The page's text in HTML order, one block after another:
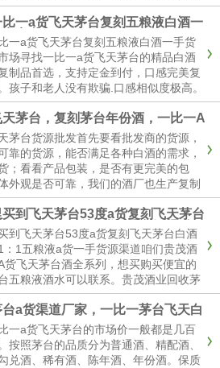
一瓶瓶佳酿。这样的匠心独运，使得复
质上有了可靠的保障。本公司的白酒采
系列酒调制而成，酒...
一a货飞天茅台复刻五粮液白酒一
商家市场
一a货飞天茅台复刻五粮液白酒一手货
场寻找一比一a货飞天茅台的精品白酒
制品首选，支持定金到付，口感完美复
孩子和老人没有欺骗.口感相似度极高。
酒是茅台风味（茅台风味）白酒53度价
酒精；1箱x12x500ml规格。包装纸
、乳白色玻璃瓶、手袋和两个酒杯。产
待酒。...
茅台，复刻茅台年份酒，一比一A
茅台货源批发首先要看批发商的货源，
靠的货源，能否满足各种白酒的需求，
；看看产品包装，是否有更完美的包
外观是否可靠，我们的酒厂也生产复制
业教师通过原茅台风味，价格相对便
场价格1-50%，成本效益高，有兴趣的
系我们。高品质一比一复刻a货茅台一
发,我们提供复刻A...
到飞天茅台53度a货复刻飞天茅台
列？1：1五粮液a货一手货源渠道
到飞天茅台53度a货复刻飞天茅台白酒
：1五粮液a货一手货源渠道咱们贵茂酒
货飞天茅台酒全系列，想买购买便宜的
五粮液酒水可以联系。贵茂酒业回收茅
料的原包装。不仅包装精巧，细节精
与原产地茅台酒的接近度也得到了提
很多喝飞天酒的客人也称赞。我们的A
是A货一比一的精品...
a货渠道厂家，一比一茅台飞天白
一a货飞天茅台的市场价一般都是几百
按照茅台的品质分为普通酒、精配酒、
兑酒、稀有酒、陈年酒、年份酒。保质